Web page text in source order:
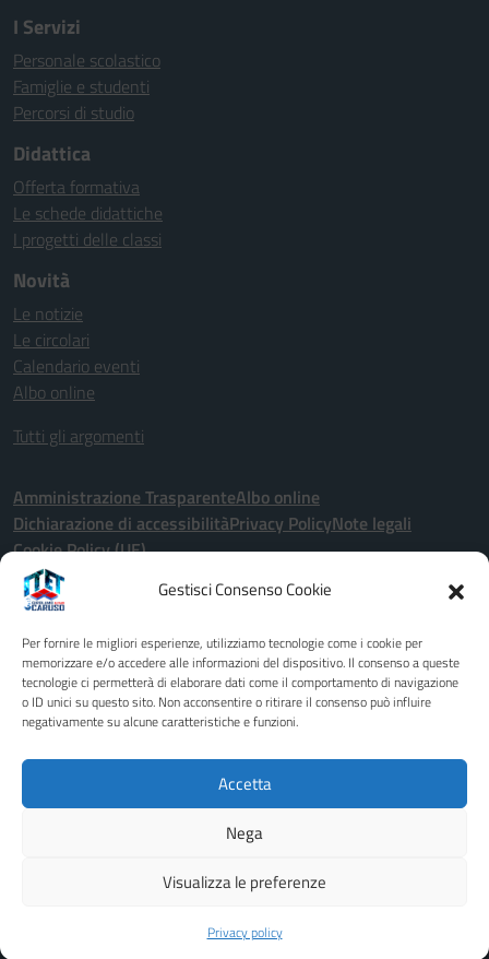
Gestisci Consenso Cookie
Per fornire le migliori esperienze, utilizziamo tecnologie come i cookie per
memorizzare e/o accedere alle informazioni del dispositivo. Il consenso a queste
tecnologie ci permetterà di elaborare dati come il comportamento di navigazione
o ID unici su questo sito. Non acconsentire o ritirare il consenso può influire
negativamente su alcune caratteristiche e funzioni.
Accetta
Nega
Visualizza le preferenze
Privacy policy
I Servizi
Personale scolastico
Famiglie e studenti
Percorsi di studio
Didattica
Offerta formativa
Le schede didattiche
I progetti delle classi
Novità
Le notizie
Le circolari
Calendario eventi
Albo online
Tutti gli argomenti
Amministrazione TrasparenteAlbo online
Dichiarazione di accessibilitàPrivacy PolicyNote legali
Cookie Policy (UE)
Seguici su:
Indirizzo:Via John Fitzgerald Kennedy 2 - 91011 - Alcamo (TP)
Centralino:0924507600 Email:tptd02000x@istruzione.it
Posta elettronica certificata (PEC):tptd02000x@pec.istruzione.it
Codice meccanografico:
Codice unico di fatturazione (CUF): UFCB1B
Idea e progetto di Designers Italia